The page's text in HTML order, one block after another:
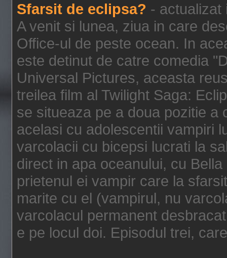
Sfarsit de eclipsa? - actualizat
A venit si lunea, ziua in care
Office-ul de peste ocean. In
este detinut de catre comedia
Universal Pictures, aceasta
treilea film al Twilight Saga:
se situeaza pe a doua pozitie a
acelasi cu adolescentii vampiri
varcolacii cu bicepsi lucrati la
direct in apa oceanului, cu
prietenul ei vampir care la
marite cu el (vampirul, nu
varcolacul permanent
e pe locul doi. Episodul trei,